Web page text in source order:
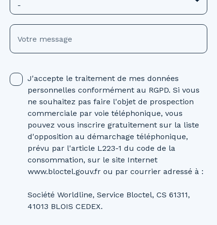
-
Votre message
J'accepte le traitement de mes données
personnelles conformément au RGPD. Si vous
ne souhaitez pas faire l'objet de prospection
commerciale par voie téléphonique, vous
pouvez vous inscrire gratuitement sur la liste
d'opposition au démarchage téléphonique,
prévu par l'article L223-1 du code de la
consommation, sur le site Internet
www.bloctel.gouv.fr ou par courrier adressé à :
Société Worldline, Service Bloctel, CS 61311,
41013 BLOIS CEDEX.